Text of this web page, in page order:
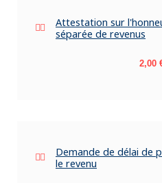
Attestation sur
séparée de revenus
Prix
2,00
Demande de délai de
le revenu